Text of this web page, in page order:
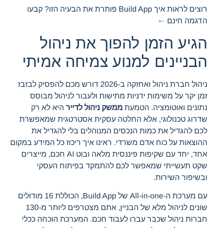
רוצים לראות איך Build App פותרת את הבעיה הזו? קבעו
הדגמה חינם ←
הגיע הזמן להפוך את ניהול
הבניינים למנוע צמיחה אמיתי
ניהול חברת ניהול ואחזקה ב-2026 דורש מכם להפסיק לבזבז
זמן יקר על משימות ידניות מתישות ולעבור לניהול מבוסס
נתונים ואוטומציה. הטמעת ממשק ניהול לדייר היא לא רק
שדרוג טכנולוגי, אלא החלטה עסקית אסטרטגית שמאפשרת
לכם להגדיל את כמות הנכסים המנוהלים בלי להגדיל את
ההוצאות על כוח אדם משרדי. ראינו איך ריכוז כל המידע במקום
אחד, יחד עם שקיפות פיננסית מלאה ובוט AI חכם, מייצרים
שקט תעשייתי שמאפשר לכם להתמקד בפיתוח העסקי
ובשיפור השירות.
עם מערכת ה-All-in-one של Build App, הכוללת 16 מודולים
שונים לניהול מלא של הבניין, אתם מצטרפים ליותר מ-130
חברות ניהול שכבר עברו לעבוד חכם. המערכת הוכחה ככלי